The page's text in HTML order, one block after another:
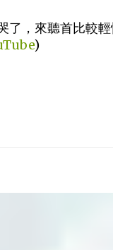
了，來聽首比較
)